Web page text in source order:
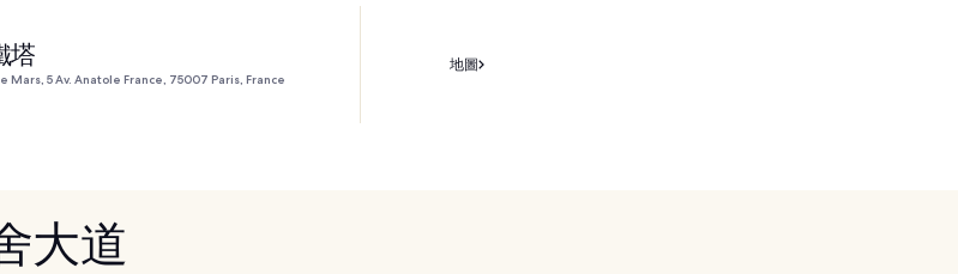
塔
Mars, 5 Av. Anatole France, 75007 Paris, France
地圖
大道